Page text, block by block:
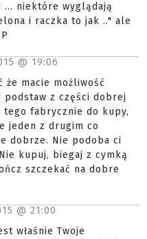
... niektóre wyglądają
i raczka to jak .." ale
@ 19:06
że macie możliwość
podstaw z części dobrej
tego fabrycznie do kupy,
jeden z drugim co
dobrze. Nie podoba ci
kupuj, biegaj z cymką
szczekać na dobre
@ 21:00
właśnie Twoje